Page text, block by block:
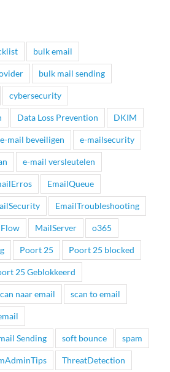
bulk email
bulk mail sending
cybersecurity
Data Loss Prevention DKIM
e-mail beveiligen e-mailsecurity
e-mail versleutelen
EmailQueue
EmailTroubleshooting
MailServer o365
Poort 25 Poort 25 blocked
25 Geblokkeerd
naar email scan to email
Sending soft bounce spam
ThreatDetection